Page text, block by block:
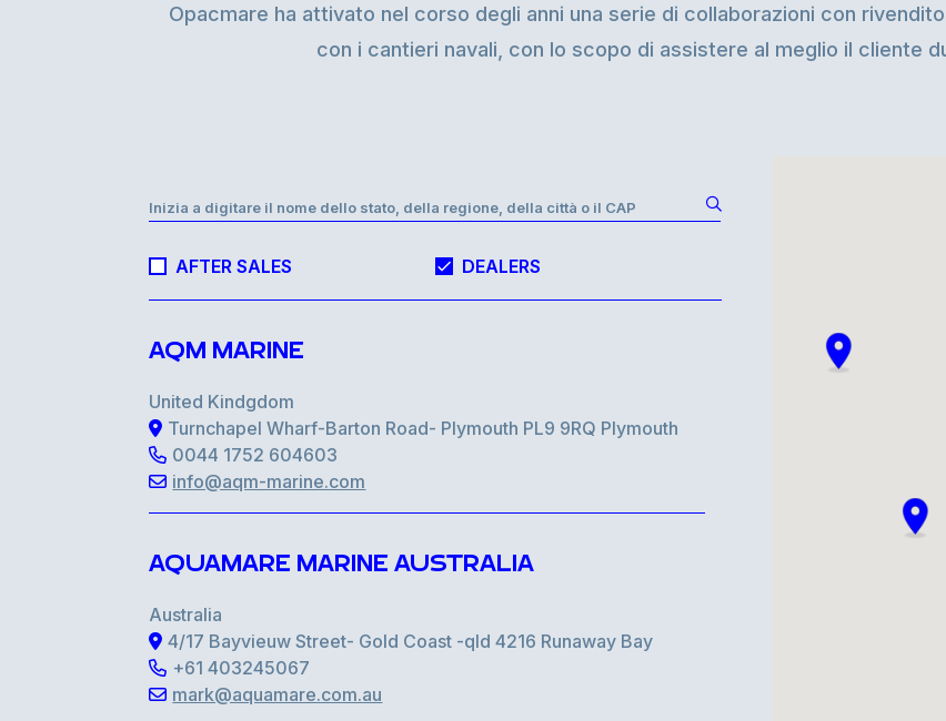
Opacmare ha attivato nel corso degli anni una serie di collaborazioni con
con i cantieri navali, con lo scopo di assistere al meglio il cliente
Inizia a digitare il nome dello stato, della regione, della città o il CAP
AFTER SALES DEALERS
AQM MARINE
United Kindgdom
Turnchapel Wharf-Barton Road- Plymouth PL9 9RQ Plymouth
0044 1752 604603
info@aqm-marine.com
AQUAMARE MARINE AUSTRALIA
Australia
4/17 Bayvieuw Street- Gold Coast -qld 4216 Runaway Bay
+61 403245067
mark@aquamare.com.au